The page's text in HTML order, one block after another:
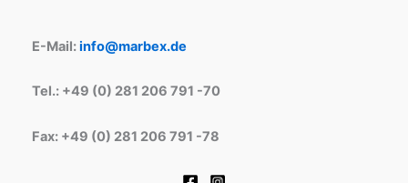
E-Mail:info@marbex.de
Tel.: +49 (0) 281 206 791 -70
Fax: +49 (0) 281 206 791 -78